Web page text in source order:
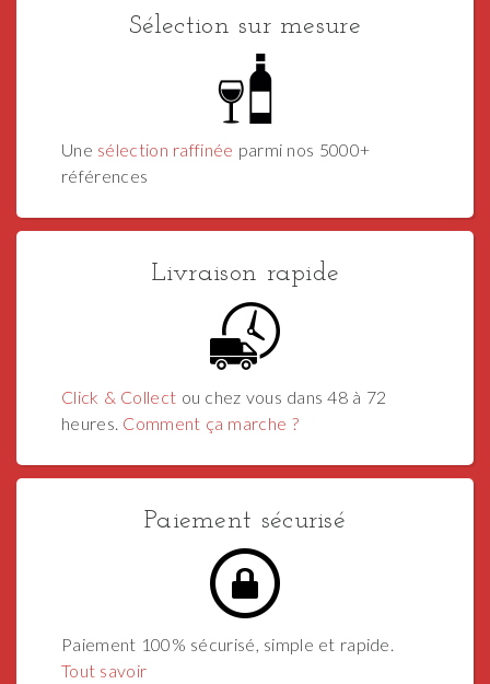
Sélection sur mesure
Une sélection raffinée parmi nos 5000+
références
Livraison rapide
Click & Collect ou chez vous dans 48 à 72
heures. Comment ça marche ?
Paiement sécurisé
Paiement 100% sécurisé, simple et rapide.
Tout savoir